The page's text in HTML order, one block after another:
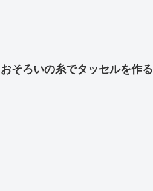
おそろいの糸でタッセルを作